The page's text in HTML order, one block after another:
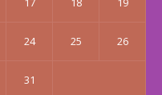
24 25 26
31